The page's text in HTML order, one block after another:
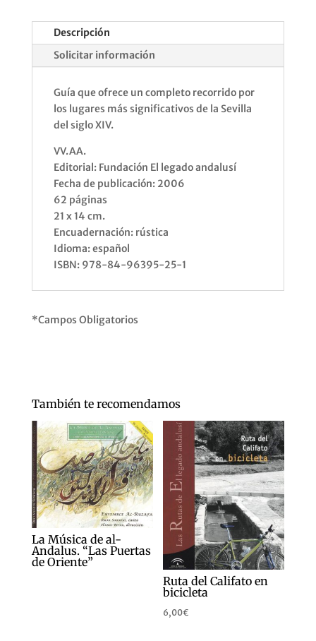
Descripción
Solicitar información
Guía que ofrece un completo recorrido por
los lugares más significativos de la Sevilla
del siglo XIV.
VV.AA.
Editorial: Fundación El legado andalusí
Fecha de publicación: 2006
62 páginas
21 x 14 cm.
Encuadernación: rústica
Idioma: español
ISBN: 978-84-96395-25-1
*Campos Obligatorios
También te recomendamos
La Música de al-
Andalus. “Las Puertas
de Oriente”
Ruta del Califato en
bicicleta
6,00€